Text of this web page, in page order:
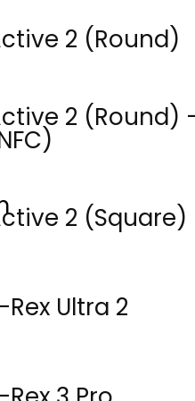
2 (Round)
2 (Round)
2 (Square)
Rex Ultra 2
Za
Josha Kerra